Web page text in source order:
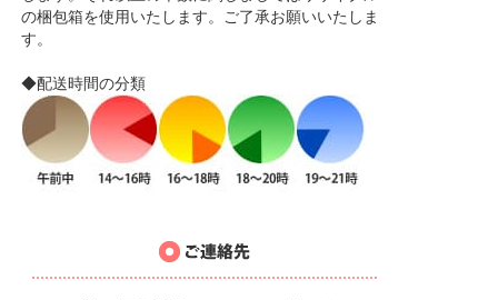
の梱包箱を使用いたします。ご了承お願いいたしま
す。
◆配送時間の分類